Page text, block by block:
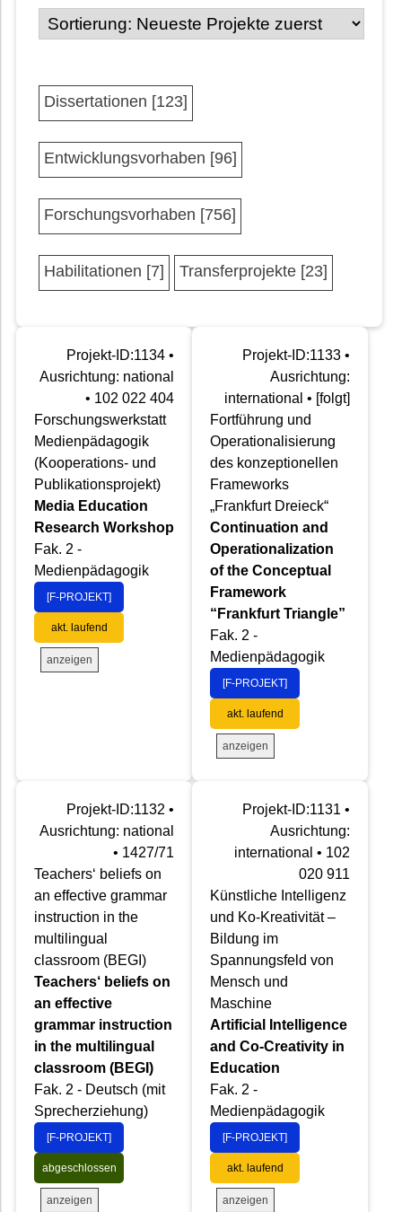
Dissertationen [123]
Entwicklungsvorhaben [96]
Forschungsvorhaben [756]
Habilitationen [7] Transferprojekte [23]
Projekt-ID:1134 •
Ausrichtung: national
• 102 022 404
Forschungswerkstatt
Medienpädagogik
(Kooperations- und
Publikationsprojekt)
Media Education
Research Workshop
Fak. 2 -
Medienpädagogik
[F-PROJEKT]
akt. laufend
anzeigen
Projekt-ID:1133 •
Ausrichtung:
international • [folgt]
Fortführung und
Operationalisierung
des konzeptionellen
Frameworks
„Frankfurt Dreieck“
Continuation and
Operationalization
of the Conceptual
Framework
“Frankfurt Triangle”
Fak. 2 -
Medienpädagogik
[F-PROJEKT]
akt. laufend
anzeigen
Projekt-ID:1132 •
Ausrichtung: national
• 1427/71
Teachers‘ beliefs on
an effective grammar
instruction in the
multilingual
classroom (BEGI)
Teachers‘ beliefs on
an effective
grammar instruction
in the multilingual
classroom (BEGI)
Fak. 2 - Deutsch (mit
Sprecherziehung)
[F-PROJEKT]
abgeschlossen
anzeigen
Projekt-ID:1131 •
Ausrichtung:
international • 102
020 911
Künstliche Intelligenz
und Ko-Kreativität –
Bildung im
Spannungsfeld von
Mensch und
Maschine
Artificial Intelligence
and Co-Creativity in
Education
Fak. 2 -
Medienpädagogik
[F-PROJEKT]
akt. laufend
anzeigen